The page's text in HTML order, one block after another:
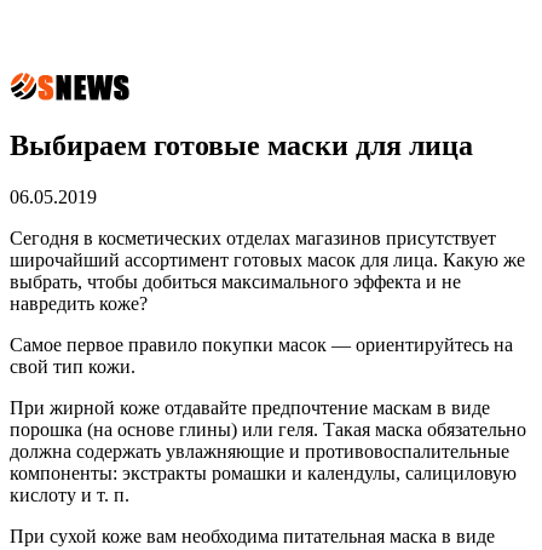
Выбираем готовые маски для лица
06.05.2019
Сегодня в косметических отделах магазинов присутствует
широчайший ассортимент готовых масок для лица. Какую же
выбрать, чтобы добиться максимального эффекта и не
навредить коже?
Самое первое правило покупки масок — ориентируйтесь на
свой тип кожи.
При жирной коже отдавайте предпочтение маскам в виде
порошка (на основе глины) или геля. Такая маска обязательно
должна содержать увлажняющие и противовоспалительные
компоненты: экстракты ромашки и календулы, салициловую
кислоту и т. п.
При сухой коже вам необходима питательная маска в виде